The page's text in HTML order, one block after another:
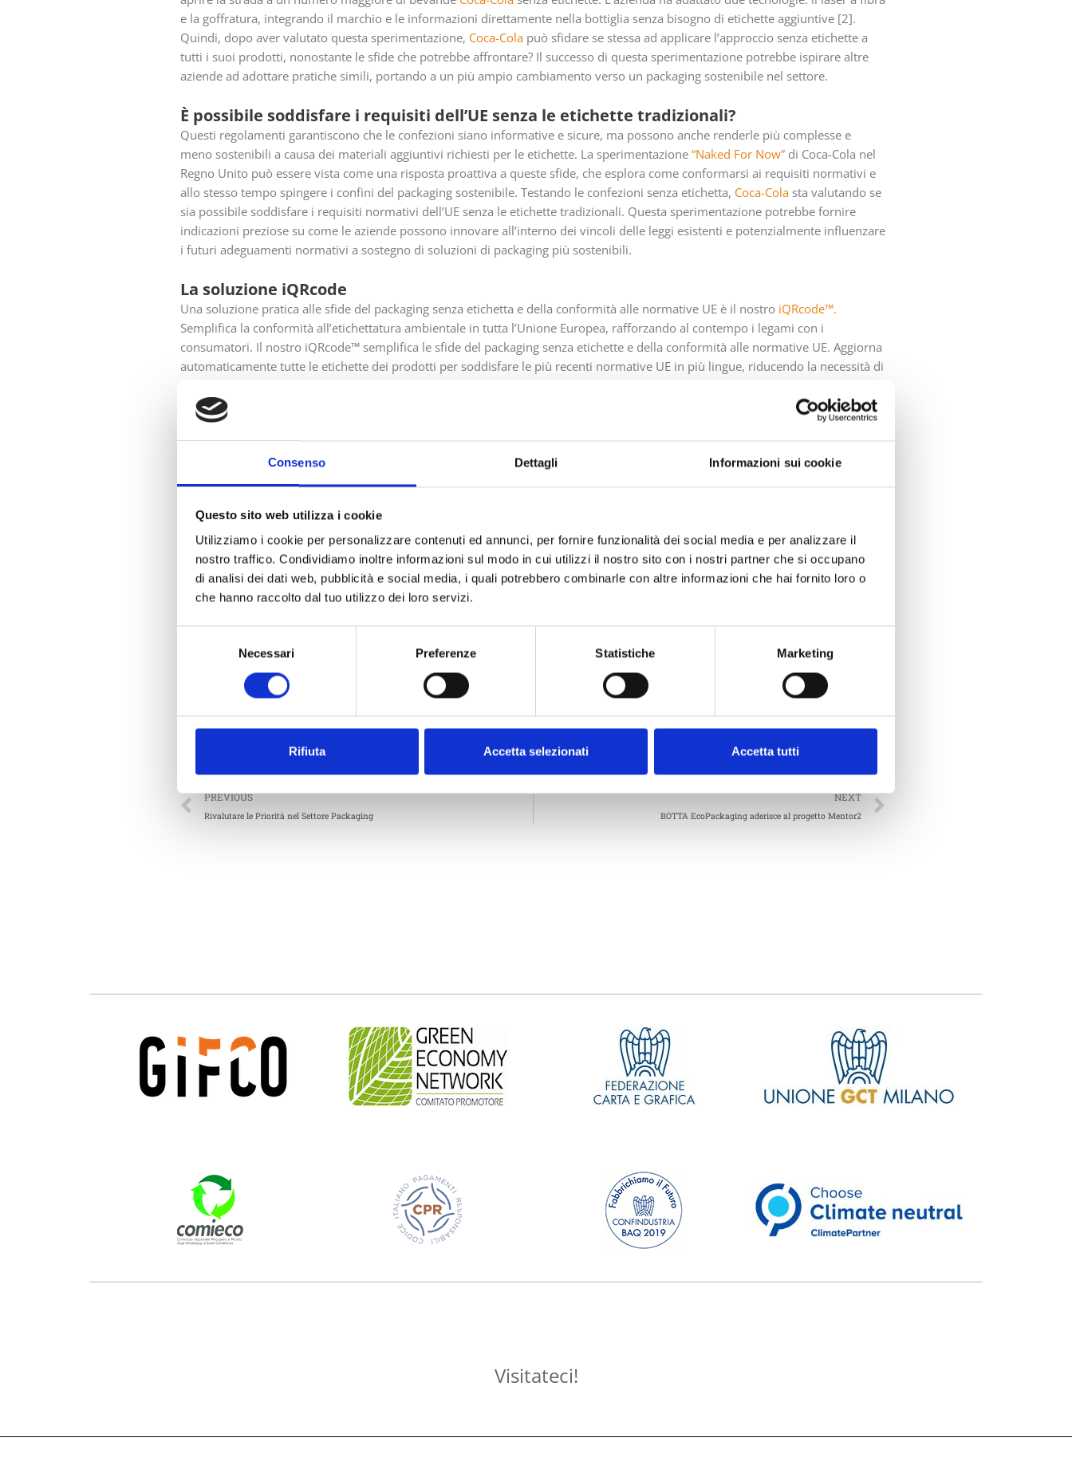
Consenso Dettagli Informazioni sui cookie
Questo sito web utilizza i cookie
Utilizziamo i cookie per personalizzare contenuti ed annunci, per fornire funzionalità dei social media e per analizzare il
nostro traffico. Condividiamo inoltre informazioni sul modo in cui utilizzi il nostro sito con i nostri partner che si occupano
di analisi dei dati web, pubblicità e social media, i quali potrebbero combinarle con altre informazioni che hai fornito loro o
che hanno raccolto dal tuo utilizzo dei loro servizi.
Necessari Preferenze Statistiche Marketing
Rifiuta Accetta selezionati Accetta tutti
e la goffratura, integrando il marchio e le informazioni direttamente nella bottiglia senza bisogno di etichette aggiuntive [2].
Quindi, dopo aver valutato questa sperimentazione, Coca-Cola può sfidare se stessa ad applicare l’approccio senza etichette a
tutti i suoi prodotti, nonostante le sfide che potrebbe affrontare? Il successo di questa sperimentazione potrebbe ispirare altre
aziende ad adottare pratiche simili, portando a un più ampio cambiamento verso un packaging sostenibile nel settore.
È possibile soddisfare i requisiti dell’UE senza le etichette tradizionali?
Questi regolamenti garantiscono che le confezioni siano informative e sicure, ma possono anche renderle più complesse e
meno sostenibili a causa dei materiali aggiuntivi richiesti per le etichette. La sperimentazione “Naked For Now” di Coca-Cola nel
Regno Unito può essere vista come una risposta proattiva a queste sfide, che esplora come conformarsi ai requisiti normativi e
allo stesso tempo spingere i confini del packaging sostenibile. Testando le confezioni senza etichetta, Coca-Cola sta valutando se
sia possibile soddisfare i requisiti normativi dell’UE senza le etichette tradizionali. Questa sperimentazione potrebbe fornire
indicazioni preziose su come le aziende possono innovare all’interno dei vincoli delle leggi esistenti e potenzialmente influenzare
i futuri adeguamenti normativi a sostegno di soluzioni di packaging più sostenibili.
La soluzione iQRcode
Una soluzione pratica alle sfide del packaging senza etichetta e della conformità alle normative UE è il nostro iQRcode™.
Semplifica la conformità all’etichettatura ambientale in tutta l’Unione Europea, rafforzando al contempo i legami con i
consumatori. Il nostro iQRcode™ semplifica le sfide del packaging senza etichette e della conformità alle normative UE. Aggiorna
automaticamente tutte le etichette dei prodotti per soddisfare le più recenti normative UE in più lingue, riducendo la necessità di
Questa tecnologia innovativa garantisce la conformità, riduce i costi e migliora il coinvolgimento dei consumatori fornendo un
facile accesso ai dettagli del prodotto e alle informazioni sulla sostenibilità attraverso codici scansionabili. Gli imballaggi privi di
etichette possono limitare lo spazio di marketing sui prodotti, ma questo può essere mitigato imprimendo o stampando i loghi
direttamente sul contenitore. Inoltre, l’iQRcode™può incorporare tutte le informazioni tradizionalmente presenti sulle etichette,
Fate il passo successivo e visitate il nostrosito webper scoprire comel’iQRcode™può trasformare le vostre soluzioni
di imballaggio e aiutarvi a essere all’avanguardia rispetto ai requisiti normativi.
Referenze:
https://www.coca-cola.com/gb/en/brands/sprite/label-less
PREVIOUS
Rivalutare le Priorità nel Settore Packaging
NEXT
BOTTA EcoPackaging aderisce al progetto Mentor2
Visitateci!